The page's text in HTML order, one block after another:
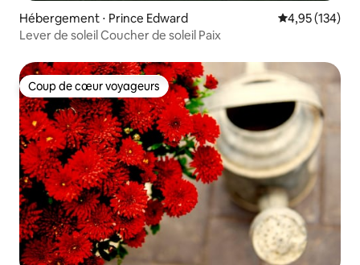
Hébergement ⋅ Prince Edward Évaluation
4,95 (134)
Lever de soleil Coucher de soleil Paix
Coup de cœur voyageurs
Coup de cœur voyageurs